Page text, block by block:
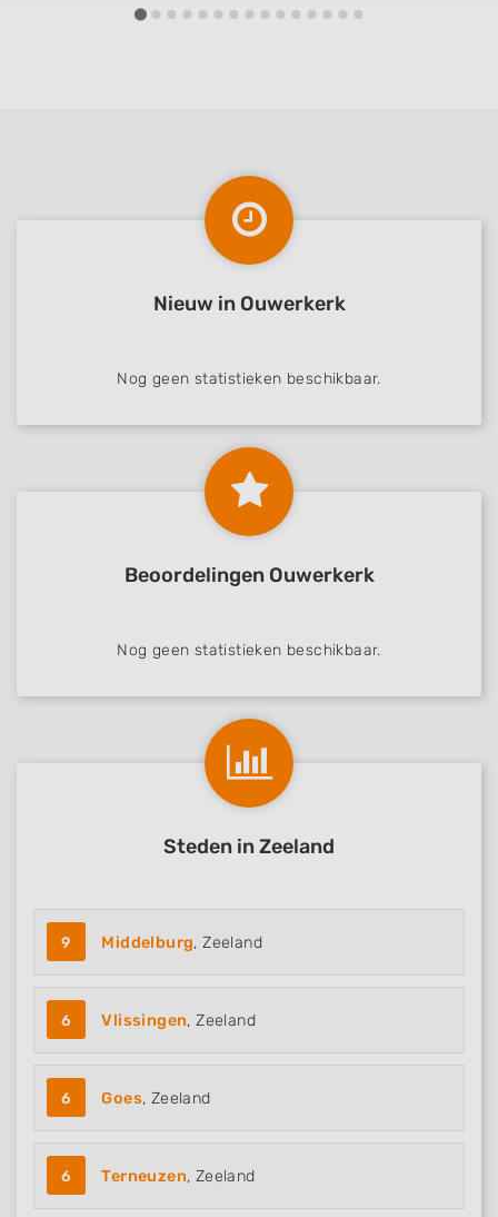
Nieuw in Ouwerkerk
Nog geen statistieken beschikbaar.
Beoordelingen Ouwerkerk
Nog geen statistieken beschikbaar.
Steden in Zeeland
9 Middelburg, Zeeland
6 Vlissingen, Zeeland
6 Goes, Zeeland
6 Terneuzen, Zeeland